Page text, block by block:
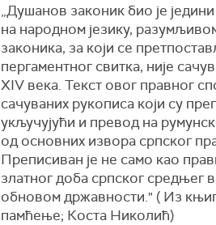
„Душанов законик био је
на народном језику,
законика, за који се
пергаментног свитка, није
XIV века. Текст овог правног
сачуваних рукописа који су
укључујући и превод на
од основних извора српског
Преписиван је не само као
златног доба српског средњег
обновом државности." ( Из
памћење; Коста Николић)